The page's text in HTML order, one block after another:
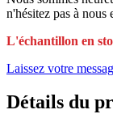
n'hésitez pas à nous
L'échantillon en
Laissez votre
Détails du